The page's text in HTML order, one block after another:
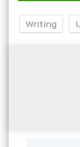
Writing